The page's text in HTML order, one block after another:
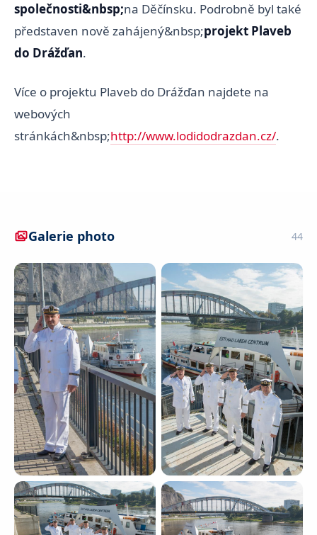
společnosti&nbsp;na Děčínsku. Podrobně byl také
představen nově zahájený&nbsp;projekt Plaveb
do Drážďan.
Více o projektu Plaveb do Drážďan najdete na
webových
stránkách&nbsp;http://www.lodidodrazdan.cz/.
Galerie photo 44